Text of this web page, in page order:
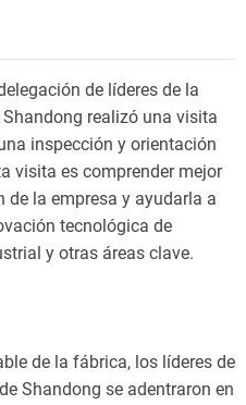
de líderes de la
realizó una visita
inspección y orientación
visita es comprender mejor
la empresa y ayudarla a
tecnológica de
y otras áreas clave.
de la fábrica, los líderes de
Shandong se adentraron en